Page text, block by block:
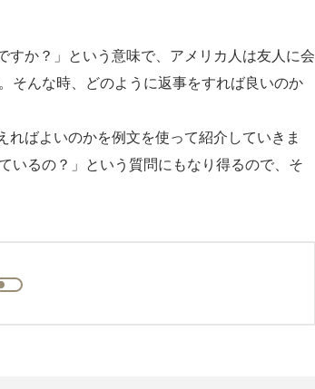
すか？」という意味で、アメリカ人は友人に会
そんな時、どのように返事をすれば良いのか
ればよいのかを例文を使って紹介していきま
いるの？」という質問にもなり得るので、そ